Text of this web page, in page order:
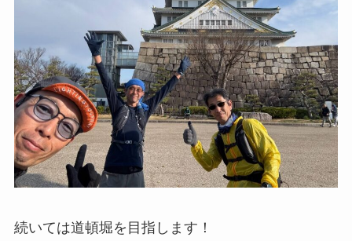
続いては道頓堀を目指します！